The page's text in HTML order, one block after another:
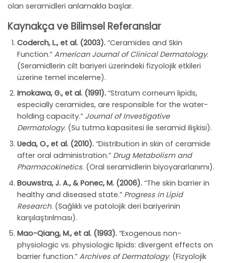
olan seramidleri anlamakla başlar.
Kaynakça ve Bilimsel Referanslar
Coderch, L., et al. (2003).“Ceramides and Skin
Function.” American Journal of Clinical Dermatology.
(Seramidlerin cilt bariyeri üzerindeki fizyolojik etkileri
üzerine temel inceleme).
Imokawa, G., et al. (1991).“Stratum corneum lipids,
especially ceramides, are responsible for the water-
holding capacity.” Journal of Investigative
Dermatology. (Su tutma kapasitesi ile seramid ilişkisi).
Ueda, O., et al. (2010).“Distribution in skin of ceramide
after oral administration.” Drug Metabolism and
Pharmacokinetics. (Oral seramidlerin biyoyararlanımı).
Bouwstra, J. A., & Ponec, M. (2006).“The skin barrier in
healthy and diseased state.” Progress in Lipid
Research. (Sağlıklı ve patolojik deri bariyerinin
karşılaştırılması).
Mao-Qiang, M., et al. (1993).“Exogenous non-
physiologic vs. physiologic lipids: divergent effects on
barrier function.” Archives of Dermatology. (Fizyolojik